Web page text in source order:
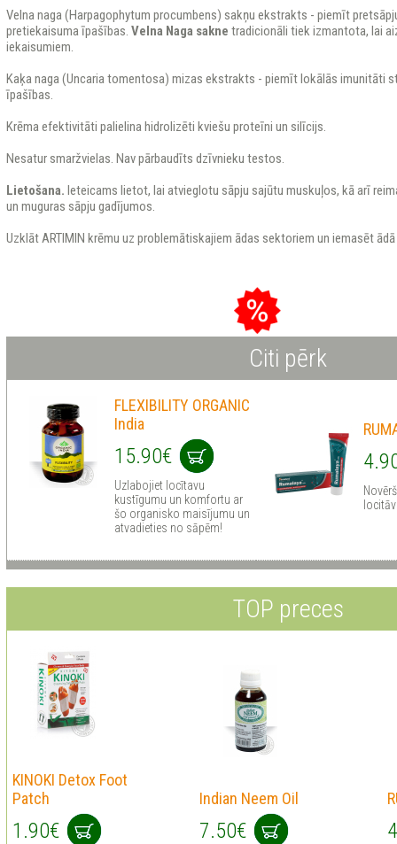
Velna naga (Harpagophytum procumbens) sakņu ekstrakts - piemīt
pretiekaisuma īpašības. Velna Naga sakne tradicionāli tiek izmantota, lai
iekaisumiem.
Kaķa naga (Uncaria tomentosa) mizas ekstrakts - piemīt lokālās imunitāti
īpašības.
Krēma efektivitāti palielina hidrolizēti kviešu proteīni un silīcijs.
Nesatur smaržvielas. Nav pārbaudīts dzīvnieku testos.
Lietošana. Ieteicams lietot, lai atvieglotu sāpju sajūtu muskuļos, kā arī
un muguras sāpju gadījumos.
Uzklāt ARTIMIN krēmu uz problemātiskajiem ādas sektoriem un iemasēt
Citi pērk
FLEXIBILITY ORGANIC
India
15.90€
Uzlabojiet locītavu
kustīgumu un komfortu ar
šo organisko maisījumu un
atvadieties no sāpēm!
TOP preces
KINOKI Detox Foot
Patch
1.90€
Indian Neem Oil
7.50€